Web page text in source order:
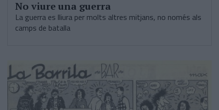
No viure una guerra
La guerra es lliura per molts altres mitjans, no només als
camps de batalla